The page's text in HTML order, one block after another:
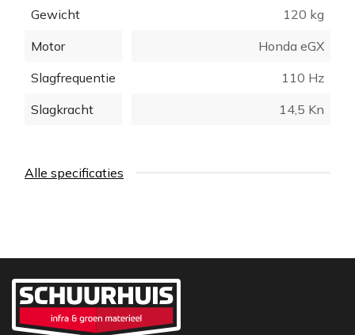
Gewicht
120 kg
Motor
Honda eGX
Slagfrequentie
110 Hz
Slagkracht
14,5 Kn
Alle specificaties